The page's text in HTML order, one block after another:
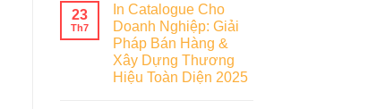
23
Th7
In Catalogue Cho
Doanh Nghiệp: Giải
Pháp Bán Hàng &
Xây Dựng Thương
Hiệu Toàn Diện 2025